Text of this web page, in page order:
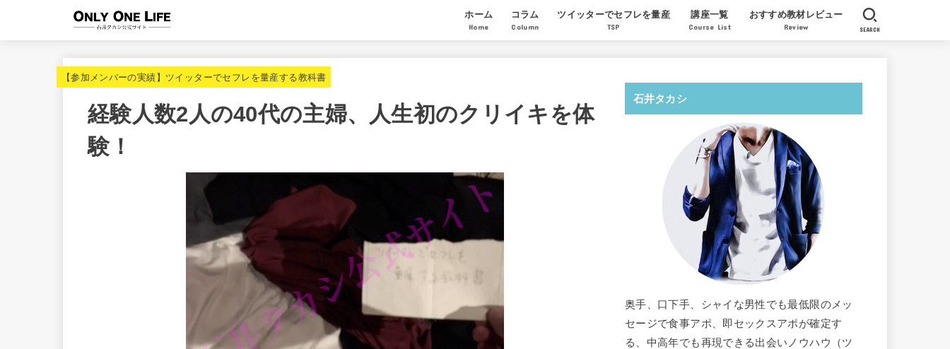
ホーム
Home
コラム
Column
ツイッターでセフレを量産
TSP
講座一覧
Course List
おすすめ教材レビュー
Review SEARCH
【参加メンバーの実績】ツイッターでセフレを量産する教科書
経験人数2人の40代の主婦、人生初のクリイキを体
験！
石井タカシ
奥手、口下手、シャイな男性でも最低限のメッ
セージで食事アポ、即セックスアポが確定す
る、中高年でも再現できる出会いノウハウ（ツ